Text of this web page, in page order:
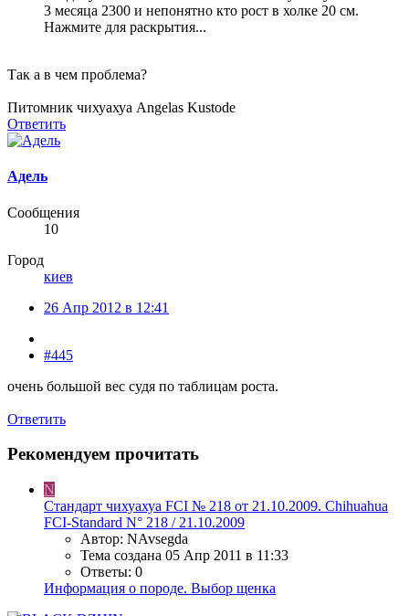
3 месяца 2300 и непонятно кто рост в холке 20 см.
Нажмите для раскрытия...
Так а в чем проблема?
Питомник чихуахуа Angelas Kustode
Ответить
Адель
Сообщения
10
Город
киев
26 Апр 2012 в 12:41
#445
очень большой вес судя по таблицам роста.
Ответить
Рекомендуем прочитать
N
Стандарт чихуахуа FCI № 218 от 21.10.2009. Chihuahua
FCI-Standard N° 218 / 21.10.2009
Автор: NAvsegda
Тема создана 05 Апр 2011 в 11:33
Ответы: 0
Информация о породе. Выбор щенка